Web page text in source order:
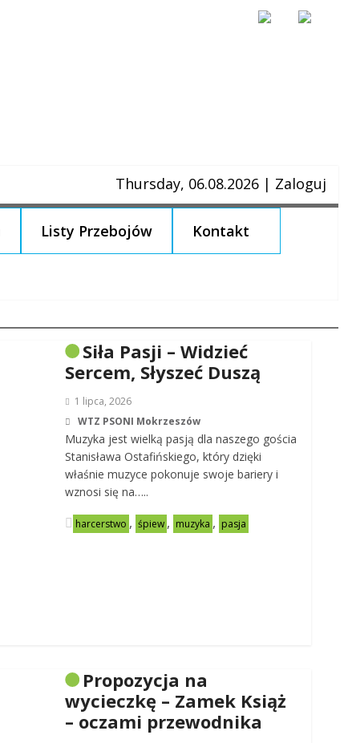
Thursday, 06.08.2026 | Zaloguj
Listy Przebojów Kontakt
Siła Pasji – Widzieć
Sercem, Słyszeć Duszą
1 lipca, 2026
WTZ PSONI Mokrzeszów
Muzyka jest wielką pasją dla naszego gościa
Stanisława Ostafińskiego, który dzięki
właśnie muzyce pokonuje swoje bariery i
wznosi się na…..
harcerstwo , śpiew , muzyka , pasja
Propozycja na
wycieczkę – Zamek Książ
– oczami przewodnika